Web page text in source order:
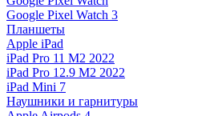
Google Pixel Watch 3
Планшеты
Apple iPad
iPad Pro 11 M2 2022
iPad Pro 12.9 M2 2022
iPad Mini 7
Наушники и гарнитуры